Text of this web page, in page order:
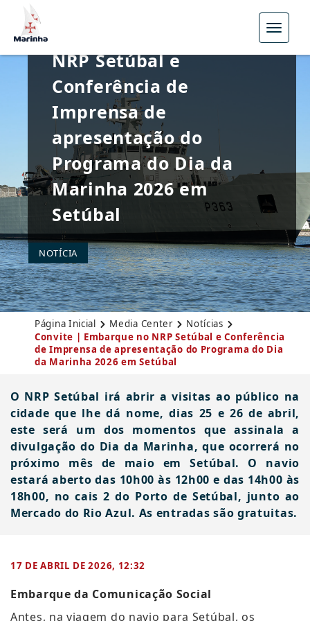
Menu
Convite | Embarque no
NRP Setúbal e
Conferência de
Imprensa de
apresentação do
Programa do Dia da
Marinha 2026 em
Setúbal
NOTÍCIA
Página Inicial Media Center
Notícias
Convite | Embarque no NRP Setúbal e Conferência
de Imprensa de apresentação do Programa do Dia
da Marinha 2026 em Setúbal
O NRP Setúbal irá abrir a visitas ao público na
cidade que lhe dá nome, dias 25 e 26 de abril,
este será um dos momentos que assinala a
divulgação do Dia da Marinha, que ocorrerá no
próximo mês de maio em Setúbal. O navio
estará aberto das 10h00 às 12h00 e das 14h00 às
18h00, no cais 2 do Porto de Setúbal, junto ao
Mercado do Rio Azul. As entradas são gratuitas.
17 DE ABRIL DE 2026, 12:32
Embarque da Comunicação Social
Antes, na viagem do navio para Setúbal, os